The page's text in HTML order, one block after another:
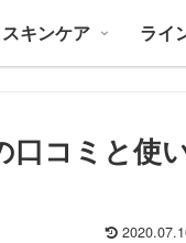
スキンケア ライ
コミと使